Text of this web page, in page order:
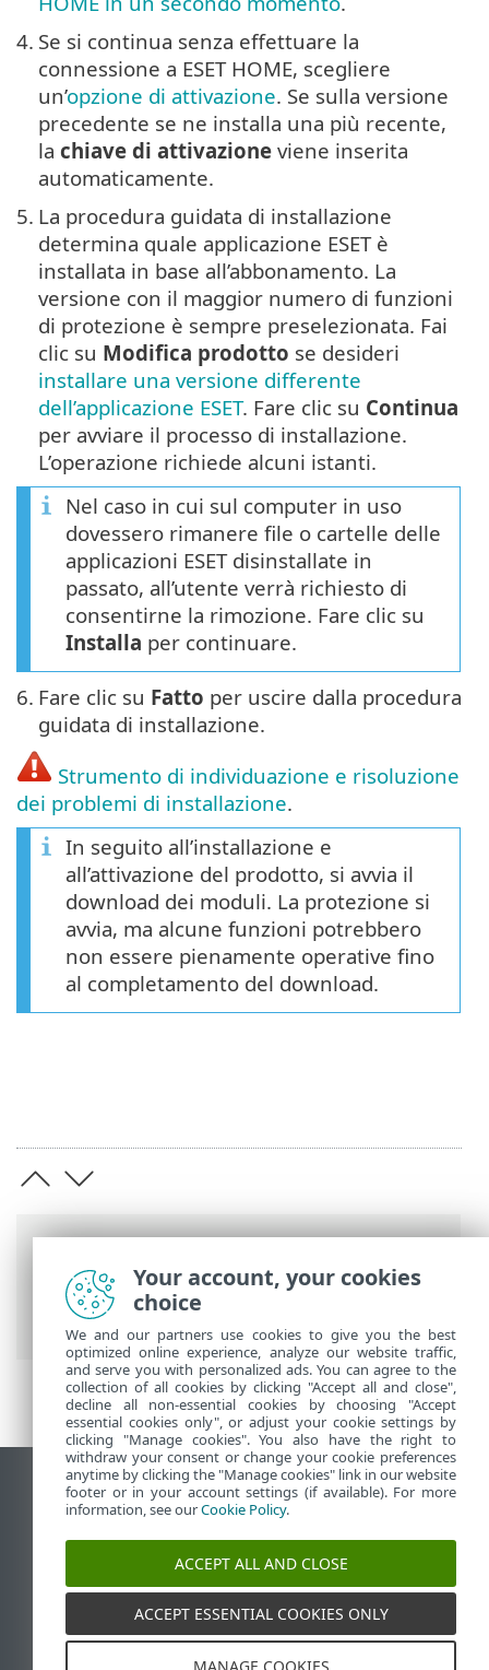
Guida online ESET
ESET Security
Ultimate
Installazione > Live installer
4. Se si continua senza effettuare la
connessione a ESET HOME, scegliere
un’opzione di attivazione. Se sulla versione
precedente se ne installa una più recente,
la chiave di attivazione viene inserita
automaticamente.
5. La procedura guidata di installazione
determina quale applicazione ESET è
installata in base all’abbonamento. La
versione con il maggior numero di funzioni
di protezione è sempre preselezionata. Fai
clic su Modifica prodotto se desideri
installare una versione differente
dell’applicazione ESET. Fare clic su Continua
per avviare il processo di installazione.
L’operazione richiede alcuni istanti.
Nel caso in cui sul computer in uso
dovessero rimanere file o cartelle delle
applicazioni ESET disinstallate in
passato, all’utente verrà richiesto di
consentirne la rimozione. Fare clic su
Installa per continuare.
6. Fare clic su Fatto per uscire dalla procedura
guidata di installazione.
Strumento di individuazione e risoluzione
dei problemi di installazione.
In seguito all’installazione e
all’attivazione del prodotto, si avvia il
download dei moduli. La protezione si
avvia, ma alcune funzioni potrebbero
non essere pienamente operative fino
al completamento del download.
Visualizza sito desktop
End of Life
ESET Knowledge Base
ESET Status Portal
Supporto regionale
Your account, your cookies
choice
We and our partners use cookies to give you the best
optimized online experience, analyze our website traffic,
and serve you with personalized ads. You can agree to the
collection of all cookies by clicking "Accept all and close",
decline all non-essential cookies by choosing "Accept
essential cookies only", or adjust your cookie settings by
clicking "Manage cookies". You also have the right to
withdraw your consent or change your cookie preferences
anytime by clicking the "Manage cookies" link in our website
footer or in your account settings (if available). For more
information, see ourCookie Policy.
ACCEPT ALL AND CLOSE
ACCEPT ESSENTIAL COOKIES ONLY